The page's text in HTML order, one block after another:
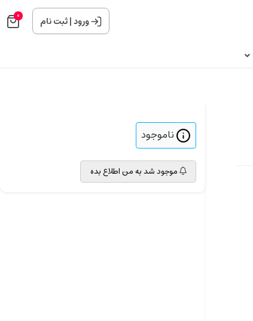
ورود|ثبت نام 0
ناموجود
موجود شد به من اطلاع بده